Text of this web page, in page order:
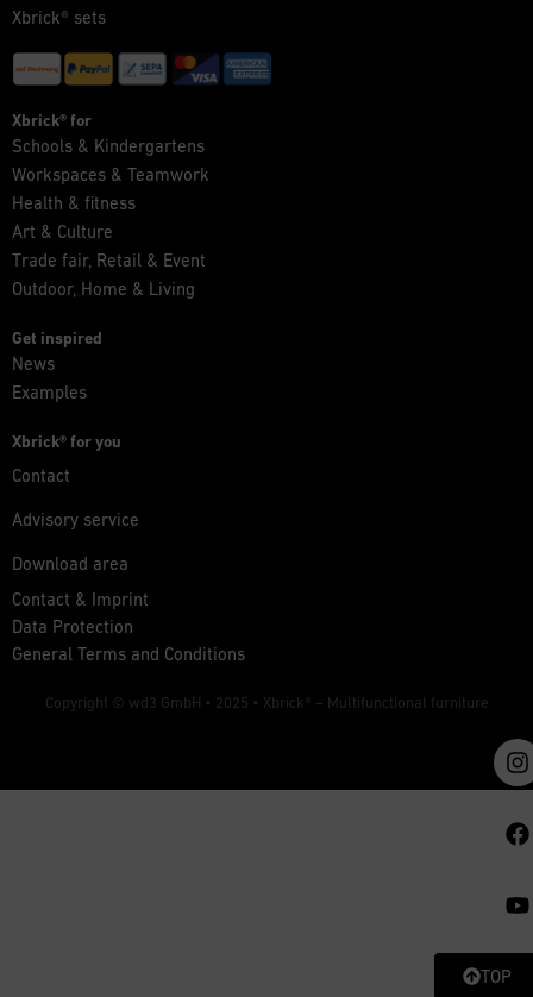
TOP
Xbrick® sets
Xbrick® for
Schools & Kindergartens
Workspaces & Teamwork
Health & fitness
Art & Culture
Trade fair, Retail & Event
Outdoor, Home & Living
Get inspired
News
Examples
Xbrick® for you
Contact
Advisory service
Download area
Contact & Imprint
Data Protection
General Terms and Conditions
Copyright © wd3 GmbH • 2025 • Xbrick® – Multifunctional furniture